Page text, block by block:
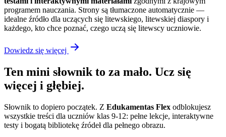
programem nauczania. Strony są tłumaczone automatycznie —
idealne źródło dla uczących się litewskiego, litewskiej diaspory i
każdego, kto chce poznać, czego uczą się litewscy uczniowie.
Dowiedz się więcej
Ten mini słownik to za mało. Ucz się
więcej i głębiej.
Słownik to dopiero początek. Z Edukamentas Flex odblokujesz
wszystkie treści dla uczniów klas 9-12: pełne lekcje, interaktywne
testy i bogatą bibliotekę źródeł dla pełnego obrazu.